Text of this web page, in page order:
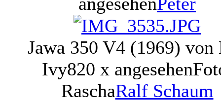
Jawa 350 V4 (1969)
Ivy820 x angesehen
RaschaRalf Schaum